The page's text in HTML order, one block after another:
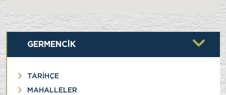
GERMENCİK
TARİHÇE
MAHALLELER